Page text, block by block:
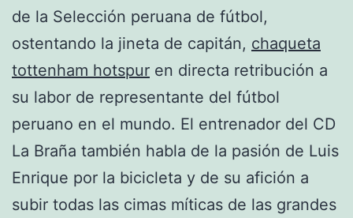
de la Selección peruana de fútbol,
ostentando la jineta de capitán, chaqueta
tottenham hotspur en directa retribución a
su labor de representante del fútbol
peruano en el mundo. El entrenador del CD
La Braña también habla de la pasión de Luis
Enrique por la bicicleta y de su afición a
subir todas las cimas míticas de las grandes